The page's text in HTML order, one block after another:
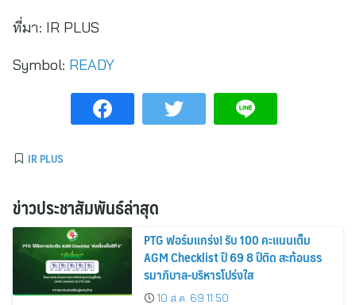
ที่มา: IR PLUS
Symbol: READY
IR PLUS
ข่าวประชาสัมพันธ์ล่าสุด
PTG ฟอร์มแกร่ง! รับ 100 คะแนนเต็ม
AGM Checklist ปี 69 8 ปีติด สะท้อนธร
รมาภิบาล-บริหารโปร่งใส
10 ส.ค. 69 11:50